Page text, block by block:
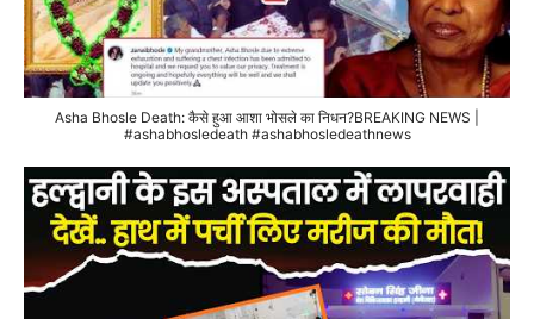
Asha Bhosle Death: कैसे हुआ आशा भोसले का निधन?BREAKING NEWS |
#ashabhosledeath #ashabhosledeathnews